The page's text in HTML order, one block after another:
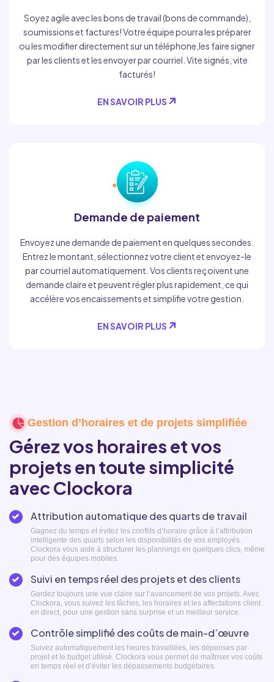
Soyez agile avec les bons de travail (bons de commande),
soumissions et factures! Votre équipe pourra les préparer
ou les modifier directement sur un téléphone,les faire signer
par les clients et les envoyer par courriel. Vite signés, vite
facturés!
EN SAVOIR PLUS
Demande de paiement
Envoyez une demande de paiement en quelques secondes.
Entrez le montant, sélectionnez votre client et envoyez-le
par courriel automatiquement. Vos clients reçoivent une
demande claire et peuvent régler plus rapidement, ce qui
accélère vos encaissements et simplifie votre gestion.
EN SAVOIR PLUS
Gestion d’horaires et de projets simplifiée
Gérez vos horaires et vos
projets en toute simplicité
avec Clockora
Attribution automatique des quarts de travail
Gagnez du temps et évitez les conflits d’horaire grâce à l’attribution
intelligente des quarts selon les disponibilités de vos employés.
Clockora vous aide à structurer les plannings en quelques clics, même
pour des équipes mobiles.
Suivi en temps réel des projets et des clients
Gardez toujours une vue claire sur l’avancement de vos projets. Avec
Clockora, vous suivez les tâches, les horaires et les affectations client
en direct, pour une gestion sans surprise et un meilleur service.
Contrôle simplifié des coûts de main-d’œuvre
Suivez automatiquement les heures travaillées, les dépenses par
projet et le budget utilisé. Clockora vous permet de maîtriser vos coûts
en temps réel et d’éviter les dépassements budgétaires.